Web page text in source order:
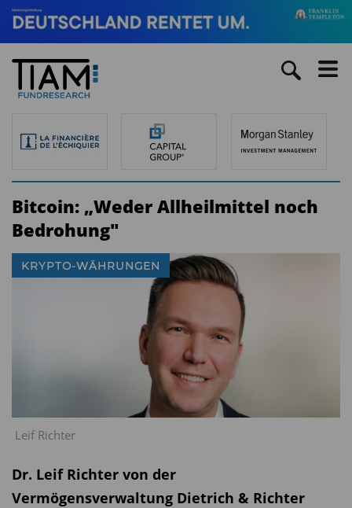
Bitcoin: „Weder Allheilmittel noch
Bedrohung"
Leif Richter
KRYPTO-WÄHRUNGEN
Dr. Leif Richter von der
Vermögensverwaltung Dietrich & Richter